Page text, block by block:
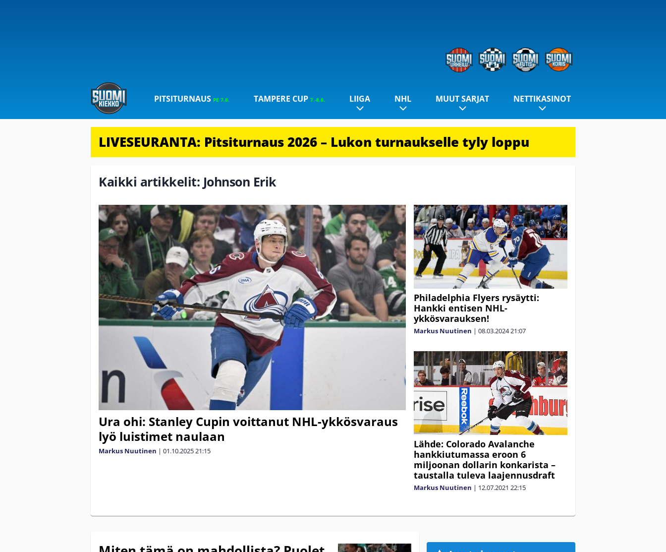
PITSITURNAUS PE 7.8. TAMPERE CUP 7.-8.8. LIIGA NHL MUUT SARJAT NETTIKASINOT
LIVESEURANTA: Pitsiturnaus 2026 – Lukon turnaukselle tyly loppu
Kaikki artikkelit: Johnson Erik
Ura ohi: Stanley Cupin voittanut NHL-ykkösvaraus
lyö luistimet naulaan
Markus Nuutinen | 01.10.202521:15
Philadelphia Flyers rysäytti:
Hankki entisen NHL-
ykkösvarauksen!
Markus Nuutinen | 08.03.202421:07
Lähde: Colorado Avalanche
hankkiutumassa eroon 6
miljoonan dollarin konkarista –
taustalla tuleva laajennusdraft
Markus Nuutinen | 12.07.2021 22:15